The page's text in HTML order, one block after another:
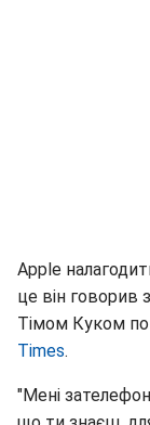
Apple
це він говорив
Тімом Куком по
Times.
"Мені